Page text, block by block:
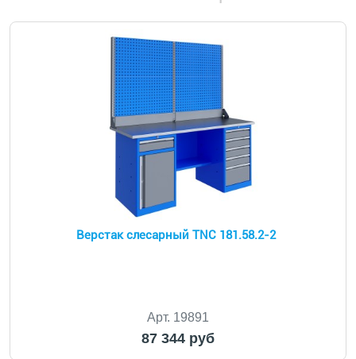
Верстак слесарный TNC 181.58.2-2
Арт. 19891
87 344 руб